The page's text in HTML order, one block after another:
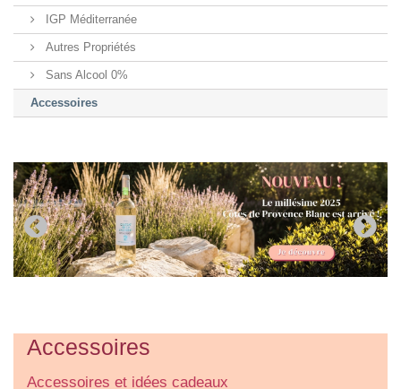
IGP Méditerranée
Autres Propriétés
Sans Alcool 0%
Accessoires
Accessoires
Accessoires et idées cadeaux